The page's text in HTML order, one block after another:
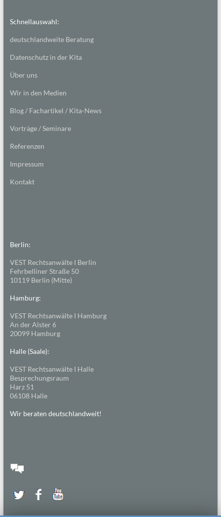
Schnellauswahl:
deutschlandweite Beratung
Datenschutz in der Kita
Über uns
Wir in den Medien
Blog / Fachartikel / Kita-News
Vorträge / Seminare
Referenzen
Impressum
Kontakt
Berlin:
VEST Rechtsanwälte I Berlin
Fehrbelliner Straße 50
10119 Berlin (Mitte)
Hamburg:
VEST Rechtsanwälte I Hamburg
An der Alster 6
20099 Hamburg
Halle (Saale):
VEST Rechtsanwälte I Halle
Besprechungsraum
Harz 51
06108 Halle
Wir beraten deutschlandweit!